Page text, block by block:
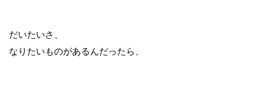
だいたいさ、
なりたいものがあるんだったら、